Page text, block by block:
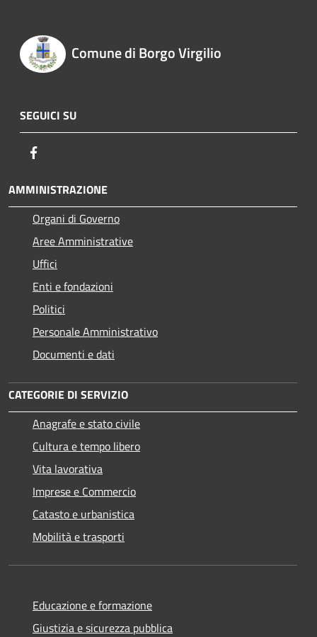
Comune di Borgo Virgilio
SEGUICI SU
AMMINISTRAZIONE
Organi di Governo
Aree Amministrative
Uffici
Enti e fondazioni
Politici
Personale Amministrativo
Documenti e dati
CATEGORIE DI SERVIZIO
Anagrafe e stato civile
Cultura e tempo libero
Vita lavorativa
Imprese e Commercio
Catasto e urbanistica
Mobilità e trasporti
Educazione e formazione
Giustizia e sicurezza pubblica